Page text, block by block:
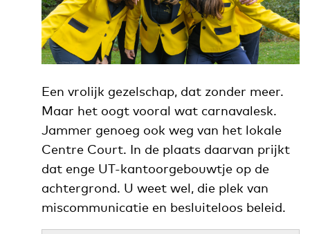
Een vrolijk gezelschap, dat zonder meer.
Maar het oogt vooral wat carnavalesk.
Jammer genoeg ook weg van het lokale
Centre Court. In de plaats daarvan prijkt
dat enge UT-kantoorgebouwtje op de
achtergrond. U weet wel, die plek van
miscommunicatie en besluiteloos beleid.